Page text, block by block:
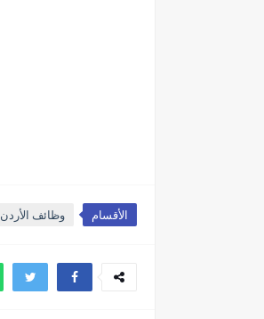
الأقسام وظائف الأردن